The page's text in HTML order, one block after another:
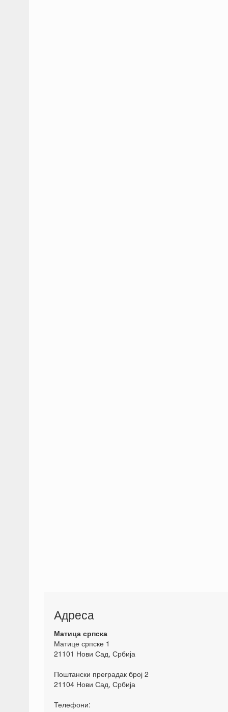
Адреса
Матица српска
Матице српске 1
21101 Нови Сад, Србија
Поштански преградак број 2
21104 Нови Сад, Србија
Телефони: